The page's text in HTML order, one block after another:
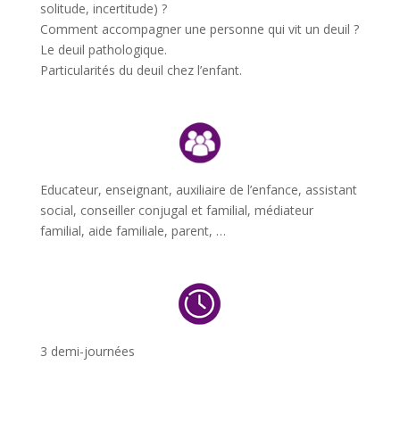
solitude, incertitude) ?
Comment accompagner une personne qui vit un deuil ?
Le deuil pathologique.
Particularités du deuil chez l’enfant.
Educateur, enseignant, auxiliaire de l’enfance, assistant
social, conseiller conjugal et familial, médiateur
familial, aide familiale, parent, …
3 demi-journées